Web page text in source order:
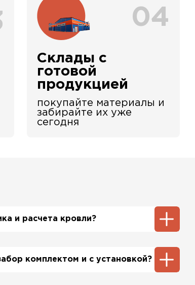
04
Склады с
готовой
продукцией
покупайте материалы и
забирайте их уже
сегодня
и расчета кровли?
экспертный расчет. При этом
будет бесплатно.
комплектом и с установкой?